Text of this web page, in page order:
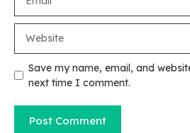
Save my name, email, and
next time I comment.